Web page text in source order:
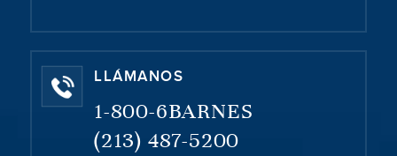
LLÁMANOS
1-800-6BARNES
(213) 487-5200